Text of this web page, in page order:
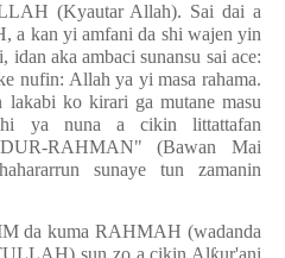
(Kyautar Allah). Sai dai a
kan yi amfani da shi wajen yin
idan aka ambaci sunansu sai ace:
Allah ya yi masa rahama.
lakabi ko kirari ga mutane masu
ya nuna a cikin littattafan
RAHMAN" (Bawan Mai
sunaye tun zamanin
da kuma RAHMAH (wadanda
sun zo a cikin Al ur'ani